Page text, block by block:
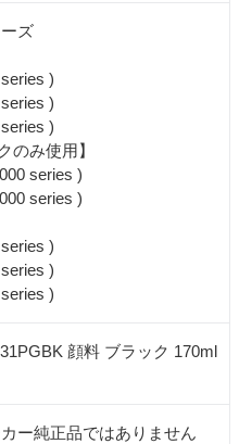
ズ
)
)
)
のみ使用】
series )
series )
)
)
)
顔料 ブラック 170ml
ー純正品ではありません